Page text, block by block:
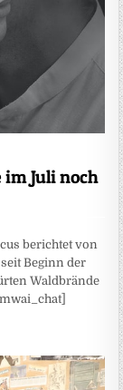
im Juli noch
berichtet von
Beginn der
Waldbrände